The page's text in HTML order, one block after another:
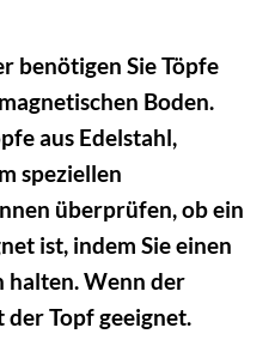
benötigen Sie Töpfe
Boden.
aus Edelstahl,
speziellen
überprüfen, ob ein
ist, indem Sie einen
halten. Wenn der
Topf geeignet.